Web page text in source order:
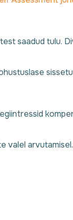
saadud tulu.
valel arvutamisel.